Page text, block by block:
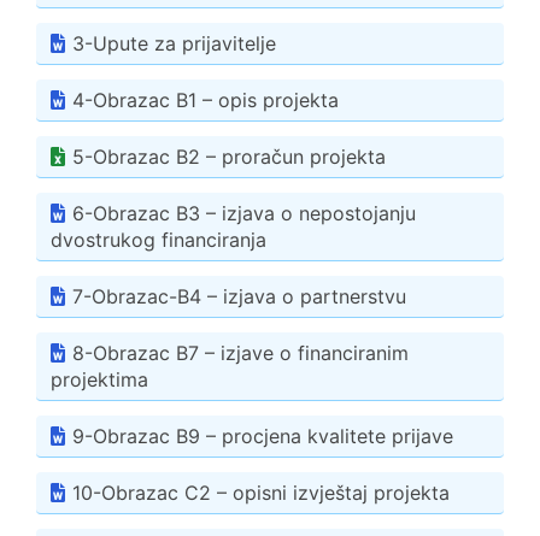
3-Upute za prijavitelje
4-Obrazac B1 – opis projekta
5-Obrazac B2 – proračun projekta
6-Obrazac B3 – izjava o nepostojanju
dvostrukog financiranja
7-Obrazac-B4 – izjava o partnerstvu
8-Obrazac B7 – izjave o financiranim
projektima
9-Obrazac B9 – procjena kvalitete prijave
10-Obrazac C2 – opisni izvještaj projekta